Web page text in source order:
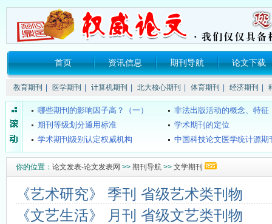
首页 资讯信息 期刊导航 论文下载
教育期刊 医学期刊 计算机期刊 北大核心期刊 体育期刊 经济期刊
关于所谓的“中国消费网（xao...
《SCI》、《EI》、《ISTP
要投稿的话要注明哪些信息？
核心期刊的发表流程是什么
普通期刊的发表流程是什么？
哪些期刊的影响因子高？（
哪些期刊的影响因子高？（一）
非法出版活动的概念、特征
期刊等级划分通用标准
学术期刊的定位
学术期刊级别认定权威机构
中国科技论文医学统计源期
什么叫双核心期刊
国家级医学期刊目录
4种组织工程期刊新进入SCI
SCI和SCI-E的区别？
什么是CSCD期刊？
《中文核心期刊要目总览》
都市学生教育故事：我想成为坐...
海南教师评职称不再要求发
关于所谓的“中国消费网（xao...
《SCI》、《EI》、《ISTP
要投稿的话要注明哪些信息？
核心期刊的发表流程是什么
你的位置： 论文发表-论文发表网 >> 期刊导航 >> 文学期刊
《艺术研究》 季刊 省级艺术类刊物
《文艺生活》 月刊 省级文艺类刊物